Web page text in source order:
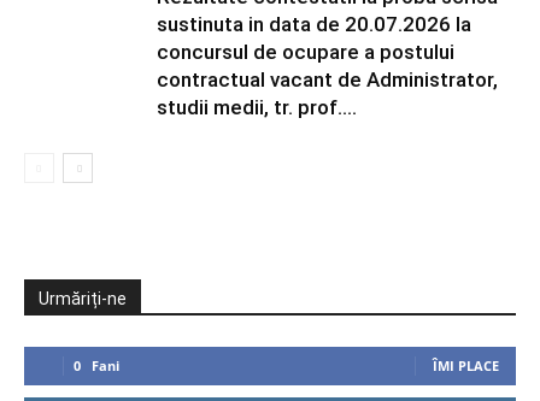
sustinuta in data de 20.07.2026 la
concursul de ocupare a postului
contractual vacant de Administrator,
studii medii, tr. prof....
Urmăriți-ne
0 Fani ÎMI PLACE